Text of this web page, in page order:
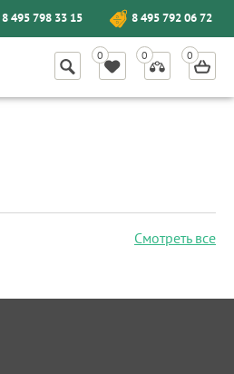
8 495 798 33 15 8 495 792 06 72
Смотреть все